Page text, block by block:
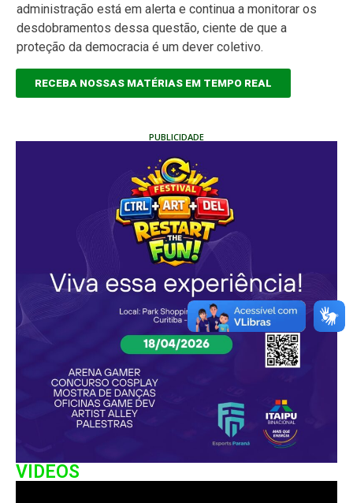
administração está em alerta e continua a monitorar os
desdobramentos dessa questão, ciente de que a
proteção da democracia é um dever coletivo.
RECEBA NOSSAS MATÉRIAS EM TEMPO REAL
PUBLICIDADE
VIDEOS